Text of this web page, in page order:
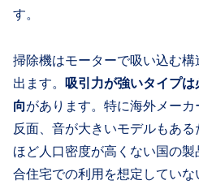
す。
掃除機はモーターで吸い込む
出ます。
吸引力が強いタイプ
向があります。特に海外メー
反面、音が大きいモデルもあ
ほど人口密度が高くない国の
合住宅での利用を想定してい